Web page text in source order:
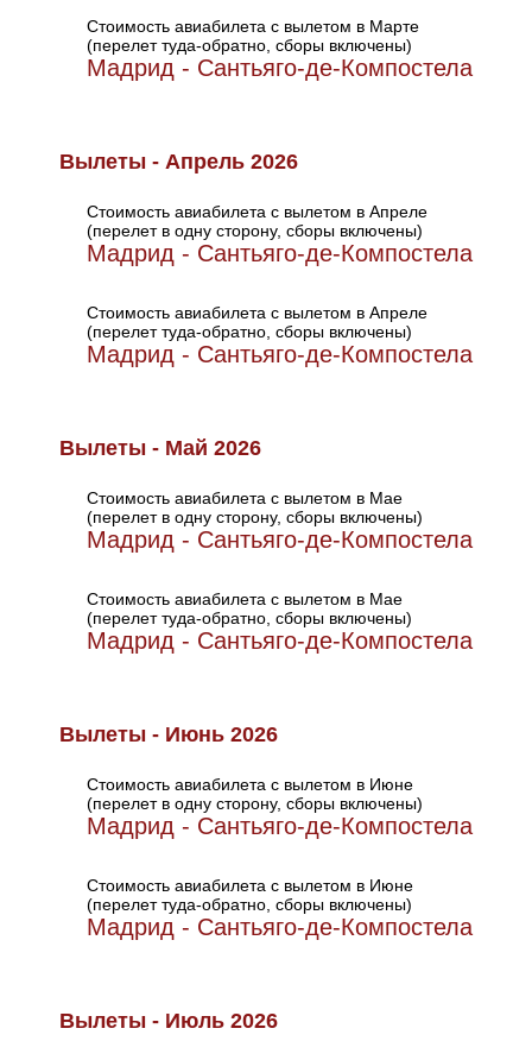
Стоимость авиабилета с вылетом в Марте
(перелет туда-обратно, сборы включены)
Мадрид - Сантьяго-де-Компостела
Вылеты - Апрель 2026
Стоимость авиабилета с вылетом в Апреле
(перелет в одну сторону, сборы включены)
Мадрид - Сантьяго-де-Компостела
Стоимость авиабилета с вылетом в Апреле
(перелет туда-обратно, сборы включены)
Мадрид - Сантьяго-де-Компостела
Вылеты - Май 2026
Стоимость авиабилета с вылетом в Мае
(перелет в одну сторону, сборы включены)
Мадрид - Сантьяго-де-Компостела
Стоимость авиабилета с вылетом в Мае
(перелет туда-обратно, сборы включены)
Мадрид - Сантьяго-де-Компостела
Вылеты - Июнь 2026
Стоимость авиабилета с вылетом в Июне
(перелет в одну сторону, сборы включены)
Мадрид - Сантьяго-де-Компостела
Стоимость авиабилета с вылетом в Июне
(перелет туда-обратно, сборы включены)
Мадрид - Сантьяго-де-Компостела
Вылеты - Июль 2026